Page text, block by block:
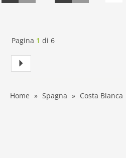
Pagina 1 di 6
Home Spagna Costa Blanca